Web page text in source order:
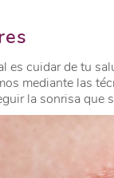
es cuidar de tu
mediante las
la sonrisa que